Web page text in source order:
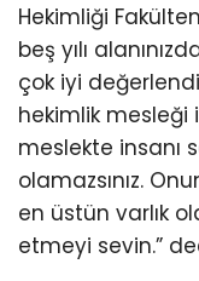
Hekimliği
beş yılı
çok iyi
hekimlik mesleği
meslekte insanı
olamazsınız.
en üstün varlık
etmeyi sevin.”